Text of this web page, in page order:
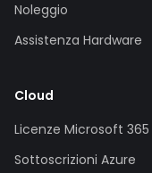
Noleggio
Assistenza Hardware
Cloud
Licenze Microsoft 365
Sottoscrizioni Azure